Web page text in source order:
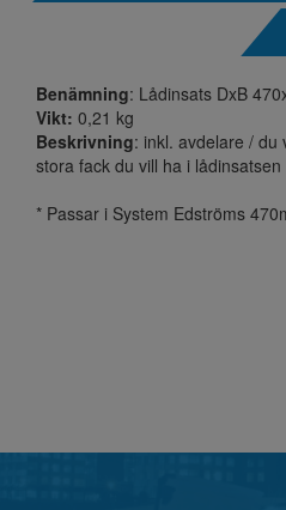
Benämning: Lådinsats DxB
Vikt: 0,21 kg
Beskrivning: inkl. avdelare / du
stora fack du vill ha i lådinsatsen
* Passar i System Edströms